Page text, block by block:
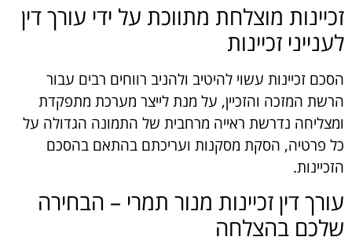
זכיינות מוצלחת מתווכת על ידי עורך דין
לענייני זכיינות
הסכם זכיינות עשוי להיטיב ולהניב רווחים רבים עבור
הרשת המזכה והזכיין, על מנת לייצר מערכת מתפקדת
ומצליחה נדרשת ראייה מרחבית של התמונה הגדולה על
כל פרטיה, הסקת מסקנות ועריכתם בהתאם בהסכם
הזכיינות.
עורך דין זכיינות מנור תמרי – הבחירה
שלכם בהצלחה